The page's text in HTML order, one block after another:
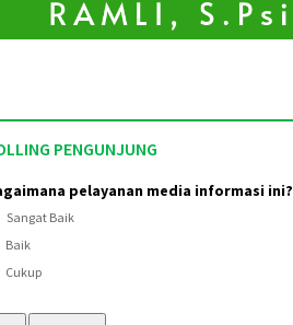
PENGUNJUNG
pelayanan media informasi ini?
Sangat Baik
Baik
Cukup